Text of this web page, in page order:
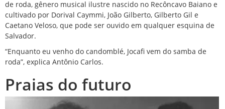
de roda, gênero musical ilustre nascido no Recôncavo Baiano e
cultivado por Dorival Caymmi, João Gilberto, Gilberto Gil e
Caetano Veloso, que pode ser ouvido em qualquer esquina de
Salvador.
“Enquanto eu venho do candomblé, Jocafi vem do samba de
roda”, explica Antônio Carlos.
Praias do futuro